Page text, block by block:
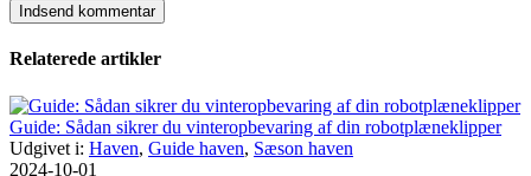
Relaterede artikler
Guide: Sådan sikrer du vinteropbevaring af din robotplæneklipper
Udgivet i: Haven, Guide haven, Sæson haven
2024-10-01